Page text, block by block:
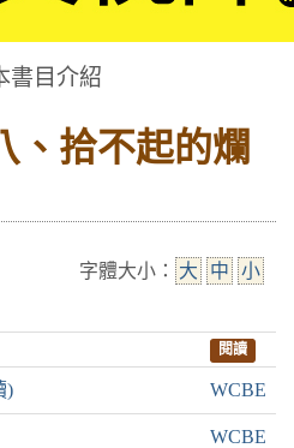
書目介紹
、拾不起的爛
字體大小： 大 中 小
閱讀
) WCBE
WCBE